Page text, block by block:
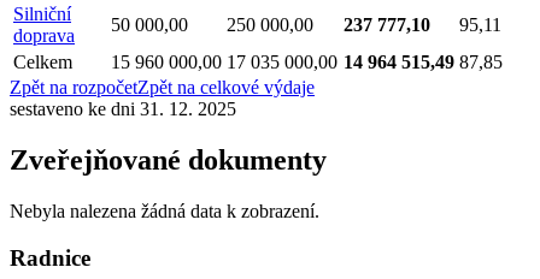
Silniční
doprava
50 000,00 250 000,00 237 777,10
95,11
Celkem
15 960 000,00 17 035 000,00 14 964 515,49 87,85
Zpět na rozpočetZpět na celkové výdaje
sestaveno ke dni 31. 12. 2025
Zveřejňované dokumenty
Nebyla nalezena žádná data k zobrazení.
Radnice